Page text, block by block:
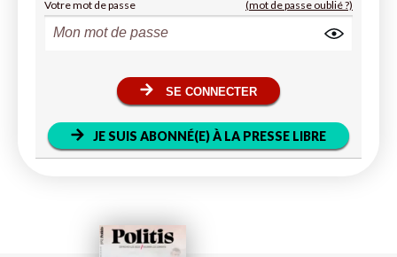
Votre mot de passe (mot de passe oublié ?)
SE CONNECTER
JE SUIS ABONNÉ(E) À LA PRESSE LIBRE